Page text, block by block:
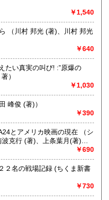
なくCD、DVD、レコード、
あらゆるものの買い取りがで
は、無料です。
科学、美術工芸、趣味、外
（その他）
￥1,540
光
￥640
たい真実の叫び! :”原爆の
章 著）
￥1,030
国 (角川新書) （安田 峰俊 (著)）
￥390
アメリカ映画の現在 （シ
克行 (著)、上条葉月(著)、
￥690
名の戦場記録 (ちくま新書
￥730